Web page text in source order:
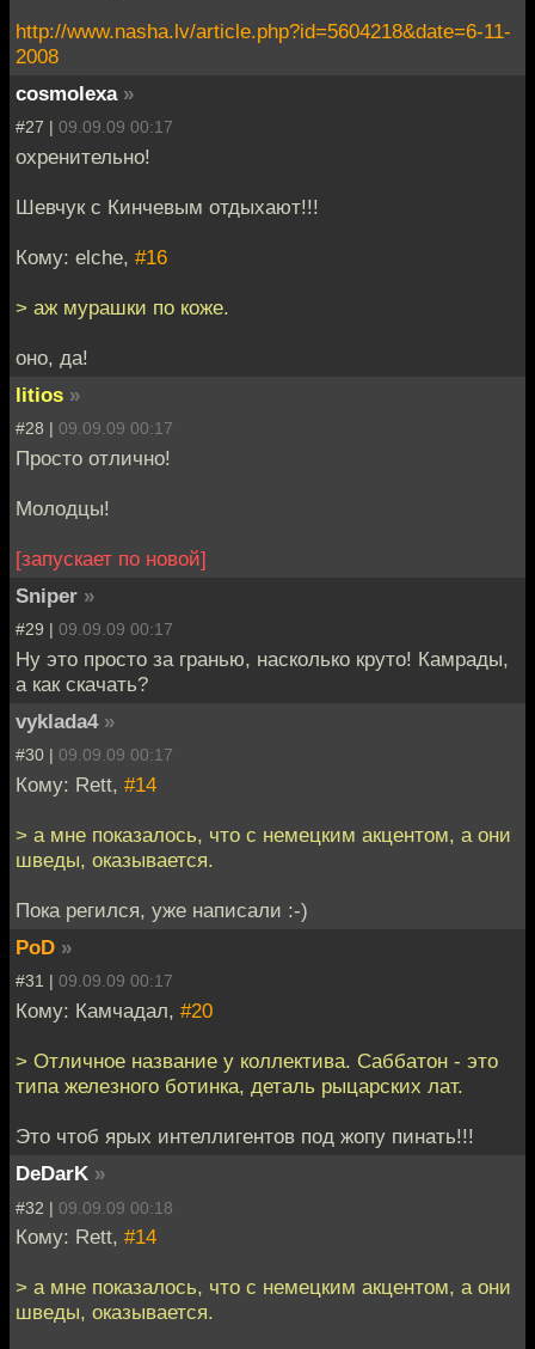
http://www.nasha.lv/article.php?id=5604218&date=6-11-
2008
cosmolexa »
#27 | 09.09.09 00:17
охренительно!
Шевчук с Кинчевым отдыхают!!!
Кому: elche, #16
> аж мурашки по коже.
оно, да!
litios »
#28 | 09.09.09 00:17
Просто отлично!
Молодцы!
[запускает по новой]
Sniper »
#29 | 09.09.09 00:17
Ну это просто за гранью, насколько круто! Камрады,
а как скачать?
vyklada4 »
#30 | 09.09.09 00:17
Кому: Rett, #14
> а мне показалось, что с немецким акцентом, а они
шведы, оказывается.
Пока регился, уже написали :-)
PoD »
#31 | 09.09.09 00:17
Кому: Камчадал, #20
> Отличное название у коллектива. Саббатон - это
типа железного ботинка, деталь рыцарских лат.
Это чтоб ярых интеллигентов под жопу пинать!!!
DeDarK »
#32 | 09.09.09 00:18
Кому: Rett, #14
> а мне показалось, что с немецким акцентом, а они
шведы, оказывается.